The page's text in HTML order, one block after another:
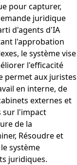
pour capturer,
juridique
d'agents d'IA
l'approbation
le système vise
l'efficacité
permet aux juristes
en interne, de
externes et
sur l'impact
de la
Résoudre et
système
juridiques.